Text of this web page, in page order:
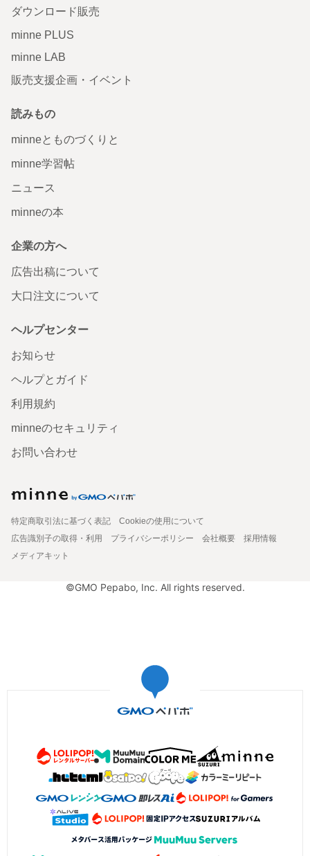
ダウンロード販売
minne PLUS
minne LAB
販売支援企画・イベント
読みもの
minneとものづくりと
minne学習帖
ニュース
minneの本
企業の方へ
広告出稿について
大口注文について
ヘルプセンター
お知らせ
ヘルプとガイド
利用規約
minneのセキュリティ
お問い合わせ
特定商取引法に基づく表記
Cookieの使用について
広告識別子の取得・利用
プライバシーポリシー 会社概要
採用情報
メディアキット
©GMO Pepabo, Inc. All rights reserved.